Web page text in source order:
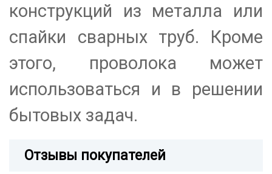
конструкций из металла или
спайки сварных труб. Кроме
этого, проволока может
использоваться и в решении
бытовых задач.
Отзывы покупателей